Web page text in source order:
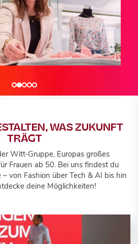
Jobportal
Jobportal
Jobportal
WAS ZUKUNFT
TRÄGT
Witt‑Gruppe, Europas großes
Frauen ab 50. Bei uns findest du
von Fashion über Tech & AI bis hin
deine Möglichkeiten!